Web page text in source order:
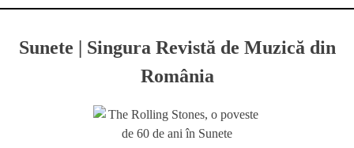
Sunete | Singura Revistă de Muzică din
România